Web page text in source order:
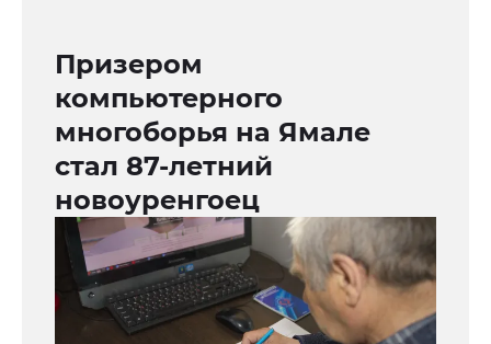
Призером
компьютерного
многоборья на Ямале
стал 87-летний
новоуренгоец